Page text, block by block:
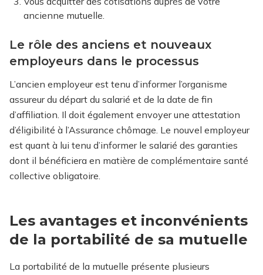
ancienne mutuelle.
Le rôle des anciens et nouveaux
employeurs dans le processus
L’ancien employeur est tenu d’informer l’organisme
assureur du départ du salarié et de la date de fin
d’affiliation. Il doit également envoyer une attestation
d’éligibilité à l’Assurance chômage. Le nouvel employeur
est quant à lui tenu d’informer le salarié des garanties
dont il bénéficiera en matière de complémentaire santé
collective obligatoire.
Les avantages et inconvénients
de la portabilité de sa mutuelle
La portabilité de la mutuelle présente plusieurs